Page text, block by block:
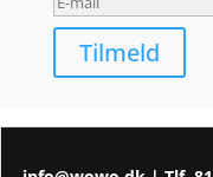
Tilmeld